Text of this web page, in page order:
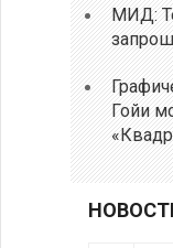
МИД:
Гойи